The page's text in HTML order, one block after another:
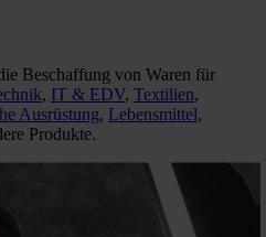
Beschaffung von Waren für
, IT & EDV, Textilien,
Ausrüstung, Lebensmittel,
Produkte.